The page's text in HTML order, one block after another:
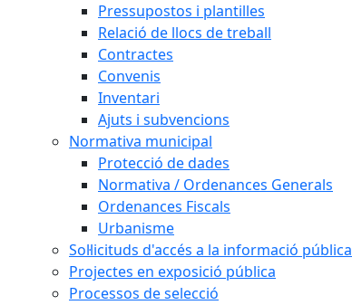
Pressupostos i plantilles
Relació de llocs de treball
Contractes
Convenis
Inventari
Ajuts i subvencions
Normativa municipal
Protecció de dades
Normativa / Ordenances Generals
Ordenances Fiscals
Urbanisme
Sol·licituds d'accés a la informació pública
Projectes en exposició pública
Processos de selecció